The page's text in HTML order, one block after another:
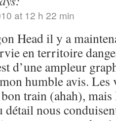
at 12 h 22 min
Head il y a
en territoire
d’une ampleur
humble avis. Les
train (ahah),
détail nous